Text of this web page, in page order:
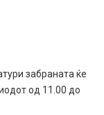
забраната ќе
од 11.00 до